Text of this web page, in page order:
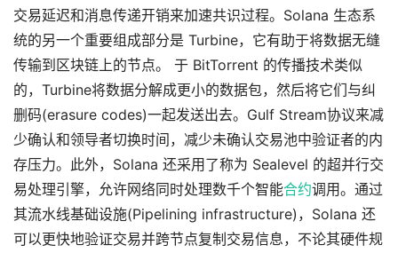
交易延迟和消息传递开销来加速共识过程。Solana 生态系
统的另一个重要组成部分是 Turbine，它有助于将数据无缝
传输到区块链上的节点。 于 BitTorrent 的传播技术类似
的，Turbine将数据分解成更小的数据包，然后将它们与纠
删码(erasure codes)一起发送出去。Gulf Stream协议来减
少确认和领导者切换时间，减少未确认交易池中验证者的内
存压力。此外，Solana 还采用了称为 Sealevel 的超并行交
易处理引擎，允许网络同时处理数千个智能合约调用。通过
其流水线基础设施(Pipelining infrastructure)，Solana 还
可以更快地验证交易并跨节点复制交易信息，不论其硬件规